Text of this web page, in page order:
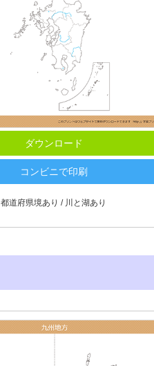
ダウンロード
コンビニで印刷
都道府県境あり / 川と湖あり